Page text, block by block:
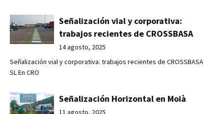
Señalización vial y corporativa:
trabajos recientes de CROSSBASA
14 agosto, 2025
Señalización vial y corporativa: trabajos recientes de CROSSBASA
SL En CRO
Señalización Horizontal en Moià
11 agosto, 2025